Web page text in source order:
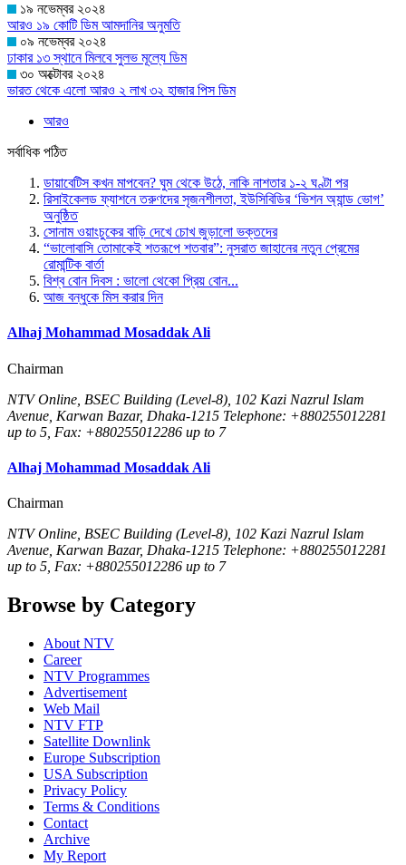
১৯ নভেম্বর ২০২৪
আরও ১৯ কোটি ডিম আমদানির অনুমতি
০৯ নভেম্বর ২০২৪
ঢাকার ১৩ স্থানে মিলবে সুলভ মূল্যে ডিম
৩০ অক্টোবর ২০২৪
ভারত থেকে এলো আরও ২ লাখ ৩২ হাজার পিস ডিম
আরও
সর্বাধিক পঠিত
ডায়াবেটিস কখন মাপবেন? ঘুম থেকে উঠে, নাকি নাশতার ১-২ ঘণ্টা পর
রিসাইকেলড ফ্যাশনে তরুণদের সৃজনশীলতা, ইউসিবিডির ‘ভিশন অ্যান্ড ভোগ’
অনুষ্ঠিত
সোনাম ওয়াংচুকের বাড়ি দেখে চোখ জুড়ালো ভক্তদের
“ভালোবাসি তোমাকেই শতরূপে শতবার”: নুসরাত জাহানের নতুন প্রেমের
রোমান্টিক বার্তা
বিশ্ব বোন দিবস : ভালো থেকো প্রিয় বোন...
আজ বন্ধুকে মিস করার দিন
Alhaj Mohammad Mosaddak Ali
Chairman
NTV Online, BSEC Building (Level-8), 102 Kazi Nazrul Islam
Avenue, Karwan Bazar, Dhaka-1215 Telephone: +880255012281
up to 5, Fax: +880255012286 up to 7
Alhaj Mohammad Mosaddak Ali
Chairman
NTV Online, BSEC Building (Level-8), 102 Kazi Nazrul Islam
Avenue, Karwan Bazar, Dhaka-1215 Telephone: +880255012281
up to 5, Fax: +880255012286 up to 7
Browse by Category
About NTV
Career
NTV Programmes
Advertisement
Web Mail
NTV FTP
Satellite Downlink
Europe Subscription
USA Subscription
Privacy Policy
Terms & Conditions
Contact
Archive
My Report